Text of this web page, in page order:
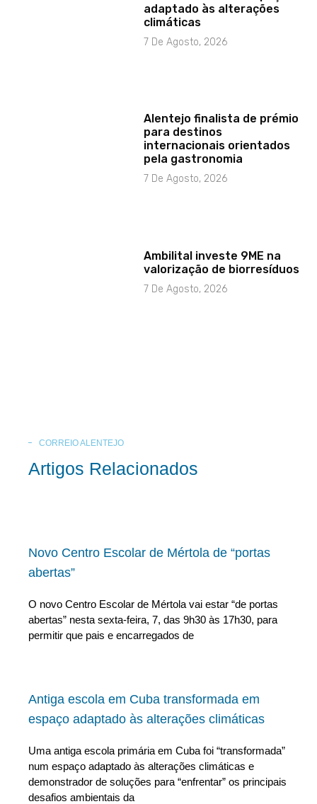
adaptado às alterações
climáticas
7 De Agosto, 2026
Alentejo finalista de prémio
para destinos
internacionais orientados
pela gastronomia
7 De Agosto, 2026
Ambilital investe 9ME na
valorização de biorresíduos
7 De Agosto, 2026
CORREIO ALENTEJO
Artigos Relacionados
Novo Centro Escolar de Mértola de “portas
abertas”
O novo Centro Escolar de Mértola vai estar “de portas
abertas” nesta sexta-feira, 7, das 9h30 às 17h30, para
permitir que pais e encarregados de
Antiga escola em Cuba transformada em
espaço adaptado às alterações climáticas
Uma antiga escola primária em Cuba foi “transformada”
num espaço adaptado às alterações climáticas e
demonstrador de soluções para “enfrentar” os principais
desafios ambientais da